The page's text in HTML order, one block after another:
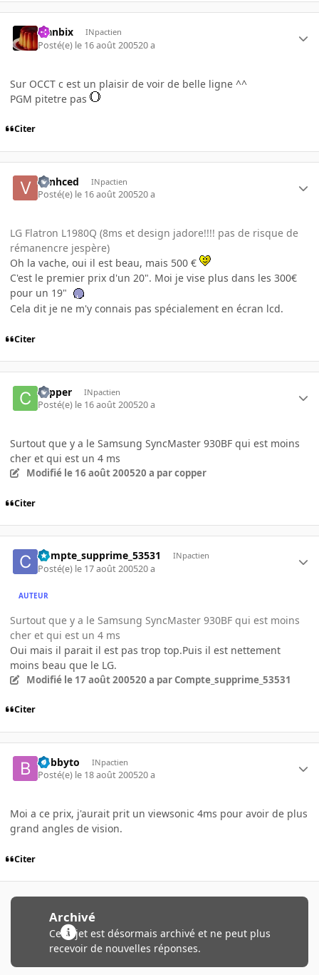
Flanbix INpactien
Posté(e) le 16 août 200520 a
Sur OCCT c est un plaisir de voir de belle ligne ^^
PGM pitetre pas
Citer
vanhced INpactien
Posté(e) le 16 août 200520 a
LG Flatron L1980Q (8ms et design jadore!!!! pas de risque de
rémanencre jespère)
Oh la vache, oui il est beau, mais 500 €
C'est le premier prix d'un 20". Moi je vise plus dans les 300€
pour un 19"
Cela dit je ne m'y connais pas spécialement en écran lcd.
Citer
copper INpactien
Posté(e) le 16 août 200520 a
Surtout que y a le Samsung SyncMaster 930BF qui est moins
cher et qui est un 4 ms
Modifié le 16 août 200520 a par copper
Citer
Compte_supprime_53531 INpactien
Posté(e) le 17 août 200520 a
AUTEUR
Surtout que y a le Samsung SyncMaster 930BF qui est moins
cher et qui est un 4 ms
Oui mais il parait il est pas trop top.Puis il est nettement
moins beau que le LG.
Modifié le 17 août 200520 a par Compte_supprime_53531
Citer
bobbyto INpactien
Posté(e) le 18 août 200520 a
Moi a ce prix, j'aurait prit un viewsonic 4ms pour avoir de plus
grand angles de vision.
Citer
Archivé
Ce sujet est désormais archivé et ne peut plus
recevoir de nouvelles réponses.